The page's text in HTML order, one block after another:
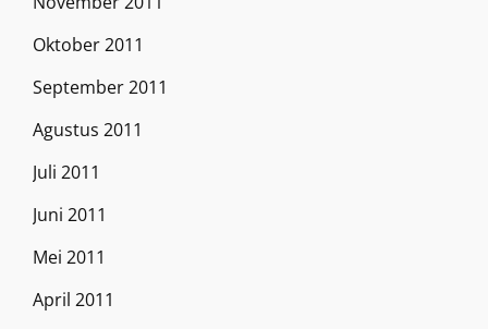
Oktober 2011
September 2011
Agustus 2011
Juli 2011
Juni 2011
Mei 2011
April 2011